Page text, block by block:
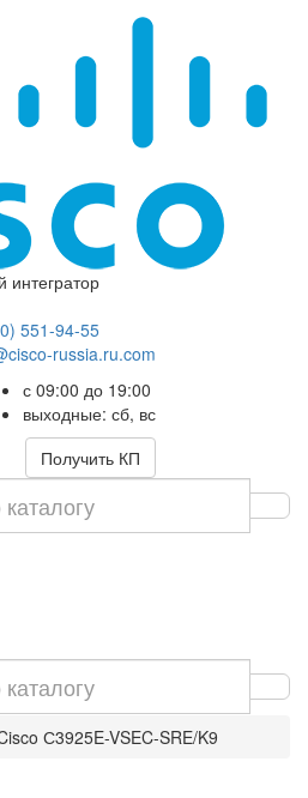
интегратор
551-94-55
russia.ru.com
с 09:00 до 19:00
выходные: сб, вс
Получить КП
С3925E-VSEC-SRE/K9